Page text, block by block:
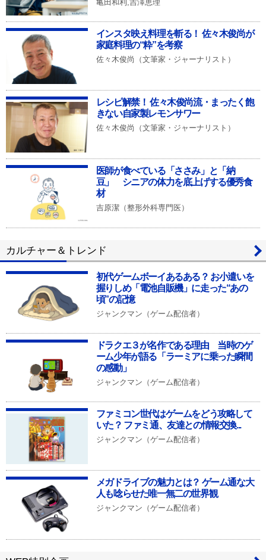
亀田和利,吉澤恵理
インスタ映え料理を斬る！ 佐々木俊尚が
家庭料理の“粋”を考察
佐々木俊尚（文筆家・ジャーナリスト）
レシピ解禁！ 佐々木俊尚流・まったく飽
きない自家製レモンサワー
佐々木俊尚（文筆家・ジャーナリスト）
医師が食べている「ささみ」と「納
豆」 シニアの体力を底上げする優秀食
材
吉原潔（整形外科専門医）
カルチャー＆トレンド
初代ゲームボーイあるある？ お小遣いを
握りしめ「電池自販機」に走った“あの
頃”の記憶
ジャンクマン（ゲーム配信者）
ドラクエ３が名作である理由 当時のゲ
ーム少年が語る「ラーミアに乗った瞬間
の感動」
ジャンクマン（ゲーム配信者）
ファミコン世代はゲームをどう攻略して
いた？ ファミ通、友達との情報交換...
ジャンクマン（ゲーム配信者）
メガドライブの魅力とは？ ゲーム通な大
人も唸らせた唯一無二の世界観
ジャンクマン（ゲーム配信者）